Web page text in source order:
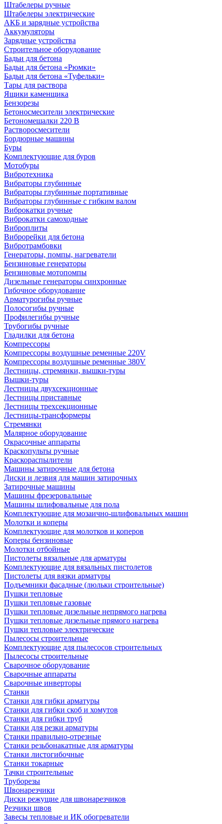
Штабелеры ручные
Штабелеры электрические
АКБ и зарядные устройства
Аккумуляторы
Зарядные устройства
Строительное оборудование
Бадьи для бетона
Бадьи для бетона «Рюмки»
Бадьи для бетона «Туфельки»
Тары для раствора
Ящики каменщика
Бензорезы
Бетоносмесители электрические
Бетономешалки 220 В
Растворосмесители
Бордюрные машины
Буры
Комплектующие для буров
Мотобуры
Вибротехника
Вибраторы глубинные
Вибраторы глубинные портативные
Вибраторы глубинные с гибким валом
Виброкатки ручные
Виброкатки самоходные
Виброплиты
Виброрейки для бетона
Вибротрамбовки
Генераторы, помпы, нагреватели
Бензиновые генераторы
Бензиновые мотопомпы
Дизельные генераторы синхронные
Гибочное оборудование
Арматурогибы ручные
Полосогибы ручные
Профилегибы ручные
Трубогибы ручные
Гладилки для бетона
Компрессоры
Компрессоры воздушные ременные 220V
Компрессоры воздушные ременные 380V
Лестницы, стремянки, вышки-туры
Вышки-туры
Лестницы двухсекционные
Лестницы приставные
Лестницы трехсекционные
Лестницы-трансформеры
Стремянки
Малярное оборудование
Окрасочные аппараты
Краскопульты ручные
Краскораспылители
Машины затирочные для бетона
Диски и лезвия для машин затирочных
Затирочные машины
Машины фрезеровальные
Машины шлифовальные для пола
Комплектующие для мозаично-шлифовальных машин
Молотки и коперы
Комплектующие для молотков и коперов
Коперы бензиновые
Молотки отбойные
Пистолеты вязальные для арматуры
Комплектующие для вязальных пистолетов
Пистолеты для вязки арматуры
Подъемники фасадные (люльки строительные)
Пушки тепловые
Пушки тепловые газовые
Пушки тепловые дизельные непрямого нагрева
Пушки тепловые дизельные прямого нагрева
Пушки тепловые электрические
Пылесосы строительные
Комплектующие для пылесосов строительных
Пылесосы строительные
Сварочное оборудование
Сварочные аппараты
Сварочные инверторы
Станки
Станки для гибки арматуры
Станки для гибки скоб и хомутов
Станки для гибки труб
Станки для резки арматуры
Станки правильно-отрезные
Станки резьбонакатные для арматуры
Станки листогибочные
Станки токарные
Тачки строительные
Труборезы
Швонарезчики
Диски режущие для швонарезчиков
Резчики швов
Завесы тепловые и ИК обогреватели